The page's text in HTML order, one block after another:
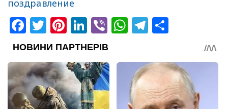
поздравление
Facebook
Twitter
Pinterest
LinkedIn
ViberWhatsApp
Telegram